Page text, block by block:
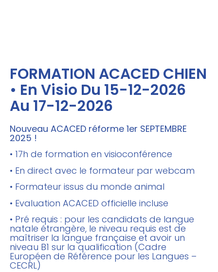
FORMATION ACACED CHIEN
• En Visio Du 15-12-2026
Au 17-12-2026
Nouveau ACACED réforme 1er SEPTEMBRE
2025 !
• 17h de formation en visioconférence
• En direct avec le formateur par webcam
• Formateur issus du monde animal
• Evaluation ACACED officielle incluse
• Pré requis : pour les candidats de langue
natale étrangère, le niveau requis est de
maîtriser la langue française et avoir un
niveau B1 sur la qualification (Cadre
Européen de Référence pour les Langues –
CECRL)